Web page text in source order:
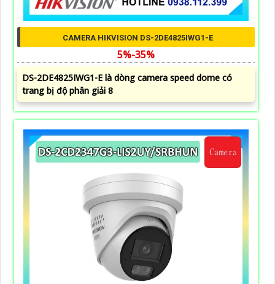
CAMERA HIKVISION DS-2DE4825IWG1-E
5%-35%
DS-2DE4825IWG1-E là dòng camera speed dome có
trang bị độ phân giải 8